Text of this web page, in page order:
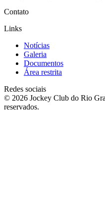
Contato
Links
Notícias
Galeria
Documentos
Área restrita
Redes sociais
© 2026 Jockey Club do Rio
reservados.